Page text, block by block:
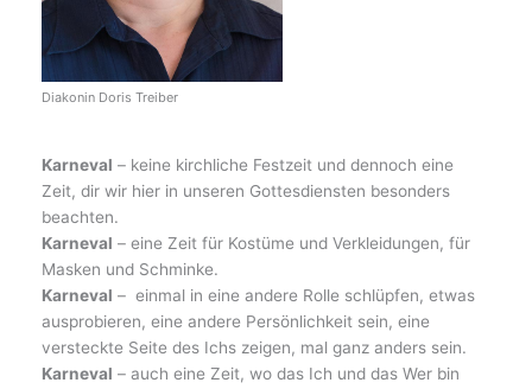
Diakonin Doris Treiber
Karneval – keine kirchliche Festzeit und dennoch eine
Zeit, dir wir hier in unseren Gottesdiensten besonders
beachten.
Karneval – eine Zeit für Kostüme und Verkleidungen, für
Masken und Schminke.
Karneval – einmal in eine andere Rolle schlüpfen, etwas
ausprobieren, eine andere Persönlichkeit sein, eine
versteckte Seite des Ichs zeigen, mal ganz anders sein.
Karneval – auch eine Zeit, wo das Ich und das Wer bin